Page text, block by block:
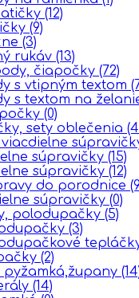
(12)
(9)
(3)
rukáv (13)
čiapočky (72)
s vtipným textom
s textom na
(0)
sety oblečenia
súpravičky (15)
súpravičky (12)
do porodnice
súpravičky (0)
polodupačky (5)
(3)
(2)
pyžamká,župany
(14)